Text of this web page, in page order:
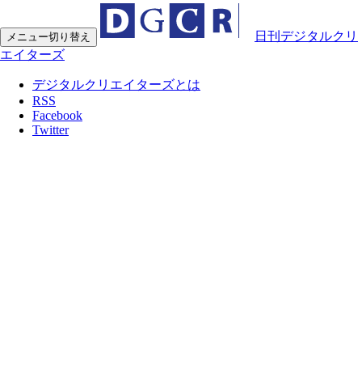
メニュー切り替え
日刊デジタルクリ
エイターズ
デジタルクリエイターズとは
RSS
Facebook
Twitter